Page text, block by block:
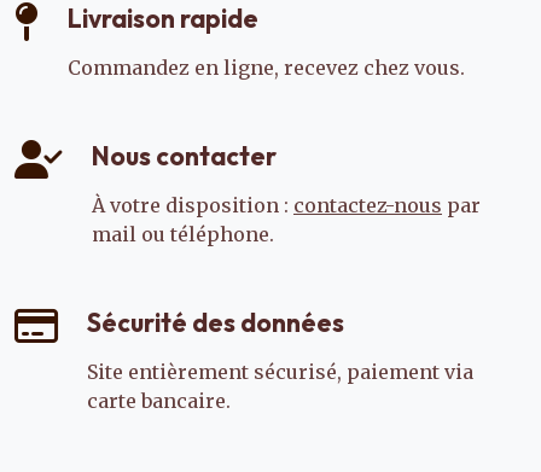
Livraison rapide
Commandez en ligne, recevez chez vous.
Nous contacter
À votre disposition : contactez-nous par
mail ou téléphone.
Sécurité des données
Site entièrement sécurisé, paiement via
carte bancaire.